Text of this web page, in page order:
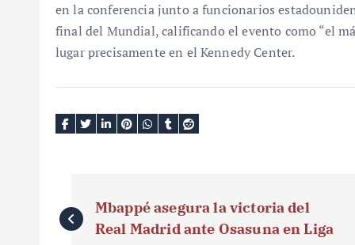
en la conferencia junto a funcionarios
final del Mundial, calificando el evento como “el
lugar precisamente en el Kennedy Center.
a
Mbappé asegura la victoria del
Real Madrid ante Osasuna en Liga